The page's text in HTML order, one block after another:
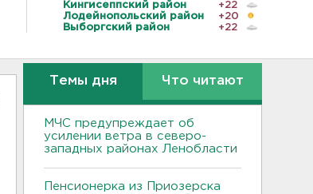
Кингисеппский район
+22
Лодейнопольский район
+20
Выборгский район
+22
Темы дня Что читают
МЧС предупреждает об
усилении ветра в северо-
западных районах Ленобласти
Пенсионерка из Приозерска